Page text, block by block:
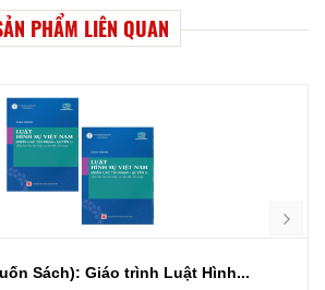
PHẨM LIÊN QUAN
Sách): Giáo trình Luật Hình...